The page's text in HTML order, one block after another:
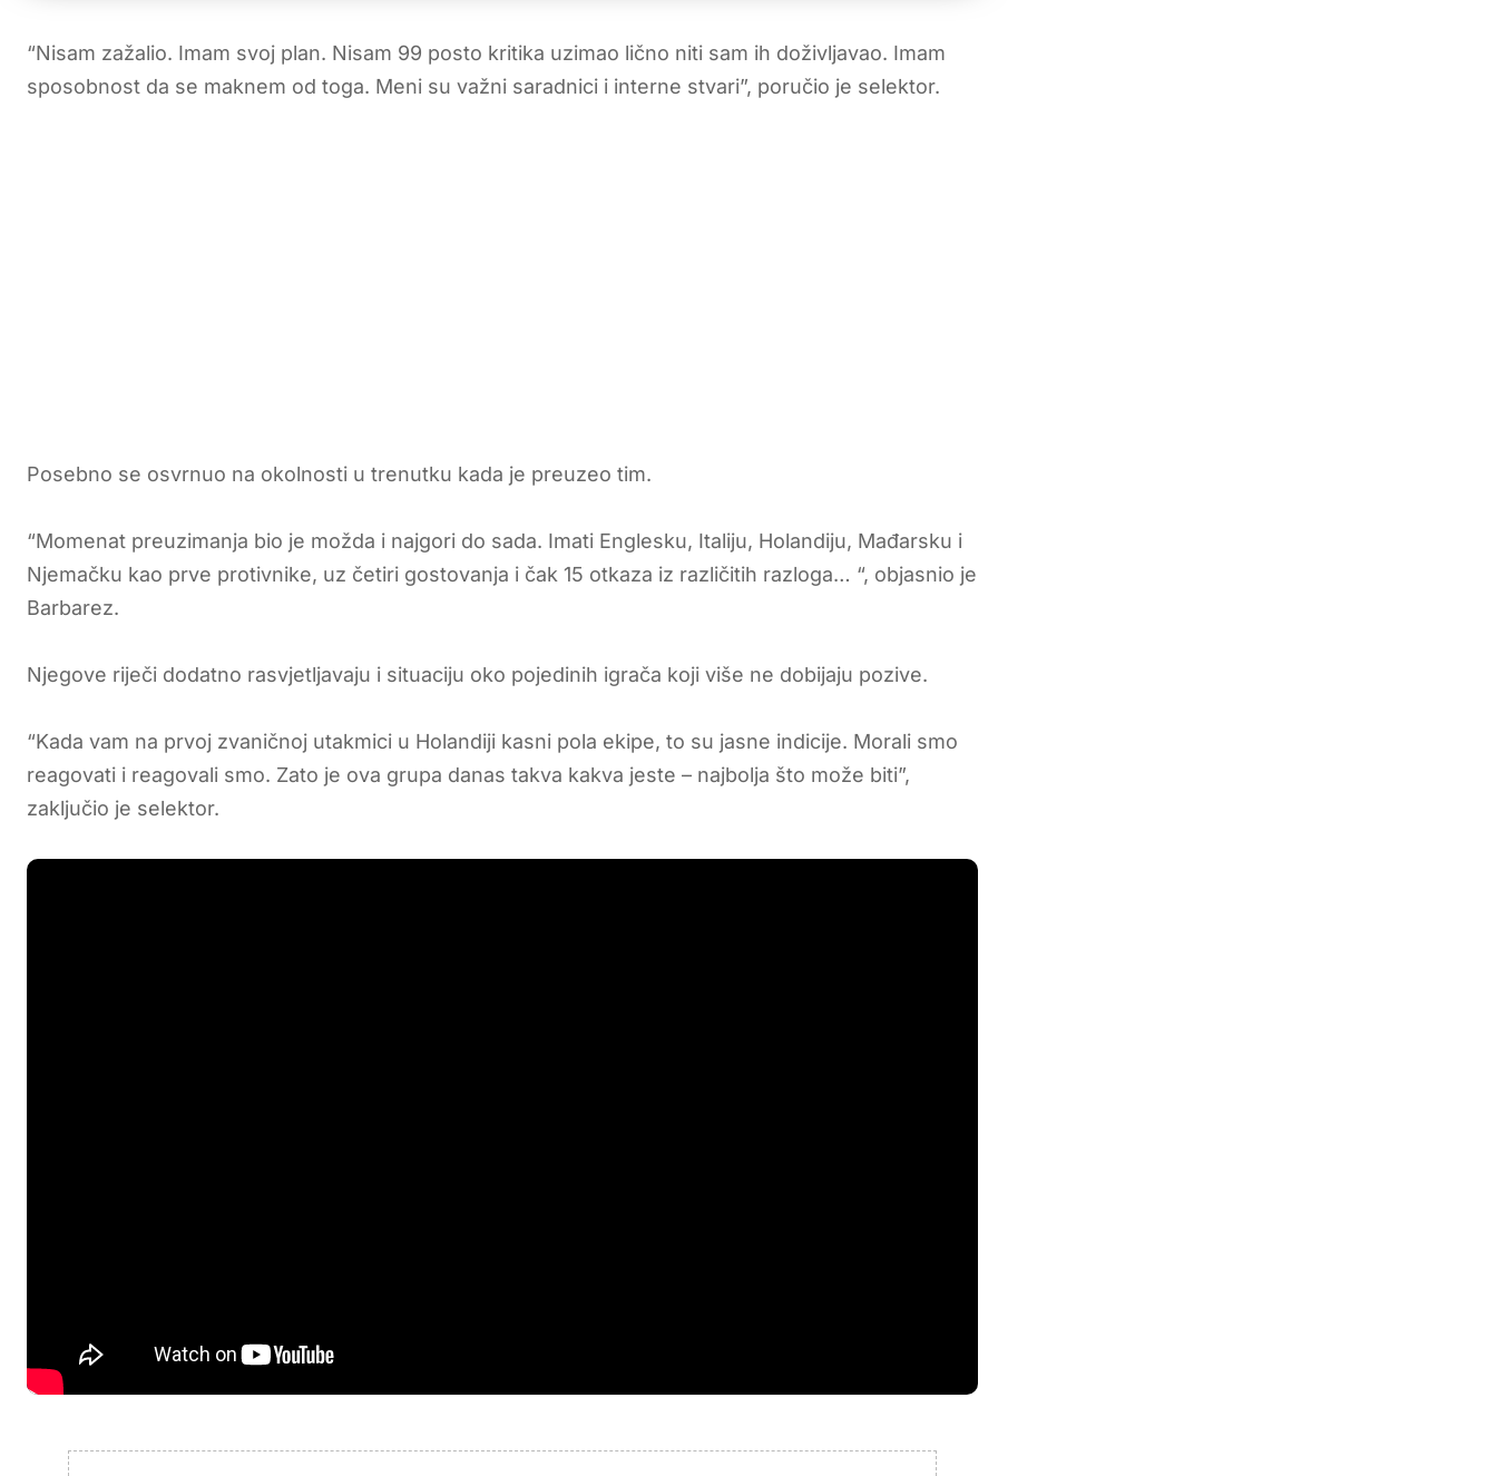
“Nisam zažalio. Imam svoj plan. Nisam 99 posto kritika uzimao lično niti sam ih doživljavao. Imam
sposobnost da se maknem od toga. Meni su važni saradnici i interne stvari”, poručio je selektor.
Posebno se osvrnuo na okolnosti u trenutku kada je preuzeo tim.
“Momenat preuzimanja bio je možda i najgori do sada. Imati Englesku, Italiju, Holandiju, Mađarsku i
Njemačku kao prve protivnike, uz četiri gostovanja i čak 15 otkaza iz različitih razloga… “, objasnio je
Barbarez.
Njegove riječi dodatno rasvjetljavaju i situaciju oko pojedinih igrača koji više ne dobijaju pozive.
“Kada vam na prvoj zvaničnoj utakmici u Holandiji kasni pola ekipe, to su jasne indicije. Morali smo
reagovati i reagovali smo. Zato je ova grupa danas takva kakva jeste – najbolja što može biti”,
zaključio je selektor.